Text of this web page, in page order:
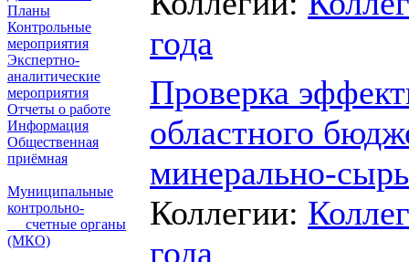
Планы
Контрольные
мероприятия
Экспертно-
аналитические
мероприятия
Отчеты о работе
Информация
Общественная
приёмная
Муниципальные
контрольно-
счетные органы
(МКО)
года
Проверка
областного
минерально-
Коллегии:
года